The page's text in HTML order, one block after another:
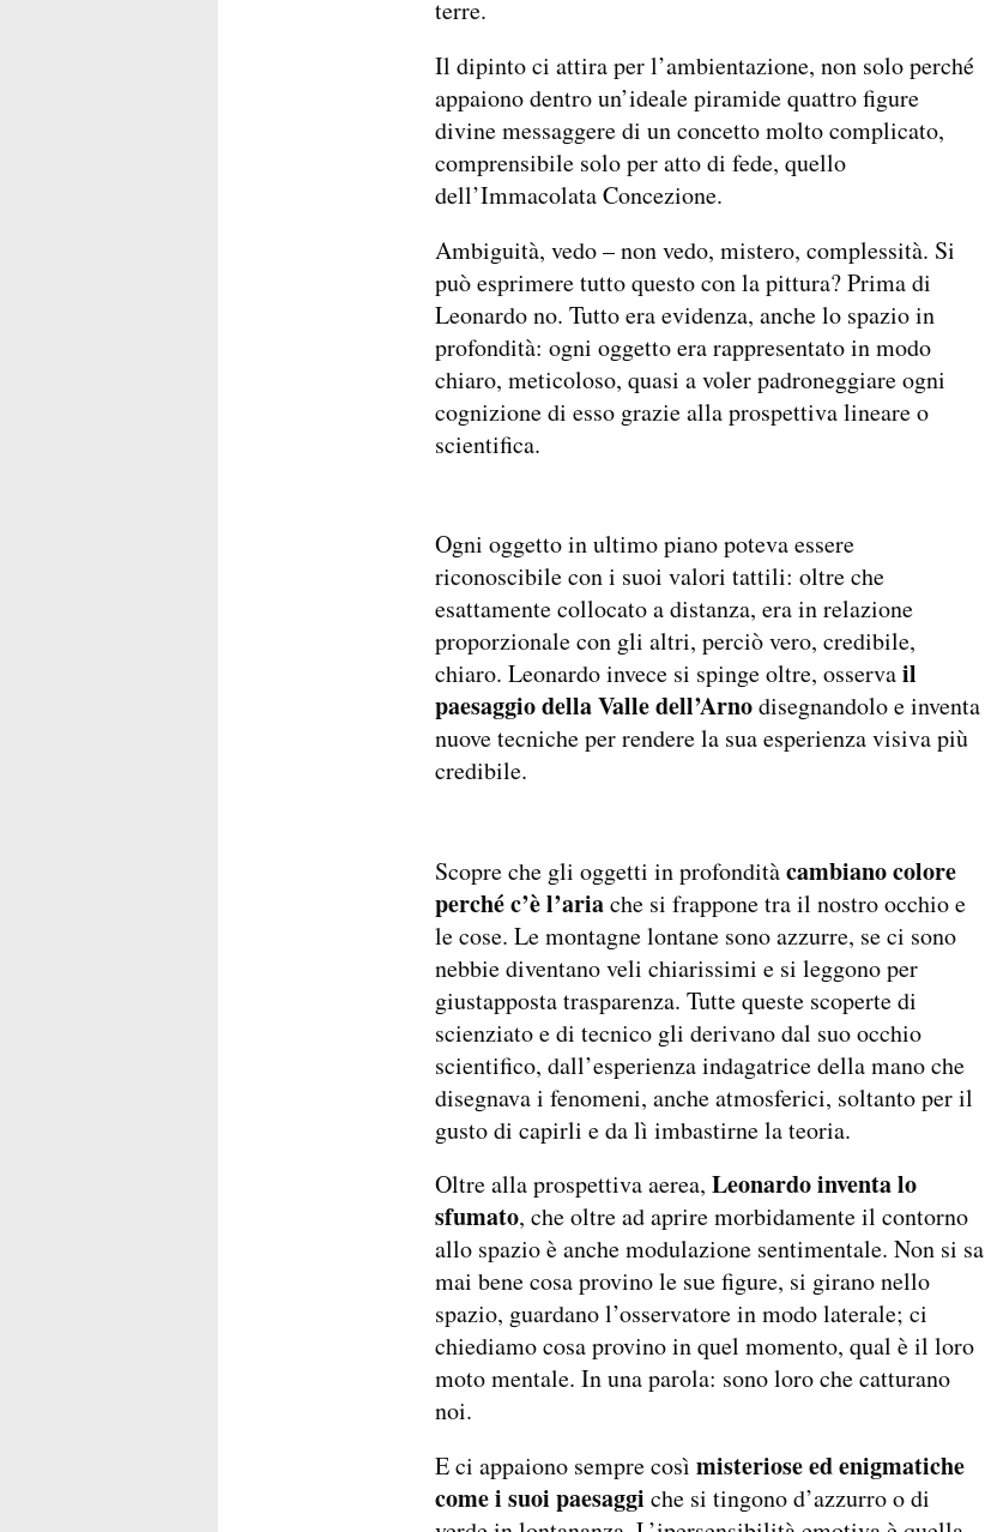
terre.
Il dipinto ci attira per l’ambientazione, non solo perché
appaiono dentro un’ideale piramide quattro figure
divine messaggere di un concetto molto complicato,
comprensibile solo per atto di fede, quello
dell’Immacolata Concezione.
Ambiguità, vedo – non vedo, mistero, complessità. Si
può esprimere tutto questo con la pittura? Prima di
Leonardo no. Tutto era evidenza, anche lo spazio in
profondità: ogni oggetto era rappresentato in modo
chiaro, meticoloso, quasi a voler padroneggiare ogni
cognizione di esso grazie alla prospettiva lineare o
scientifica.
Ogni oggetto in ultimo piano poteva essere
riconoscibile con i suoi valori tattili: oltre che
esattamente collocato a distanza, era in relazione
proporzionale con gli altri, perciò vero, credibile,
chiaro. Leonardo invece si spinge oltre, osservail
paesaggio della Valle dell’Arnodisegnandolo e inventa
nuove tecniche per rendere la sua esperienza visiva più
credibile.
Scopre che gli oggetti in profonditàcambiano colore
perché c’è l’ariache si frappone tra il nostro occhio e
le cose. Le montagne lontane sono azzurre, se ci sono
nebbie diventano veli chiarissimi e si leggono per
giustapposta trasparenza. Tutte queste scoperte di
scienziato e di tecnico gli derivano dal suo occhio
scientifico, dall’esperienza indagatrice della mano che
disegnava i fenomeni, anche atmosferici, soltanto per il
gusto di capirli e da lì imbastirne la teoria.
Oltre alla prospettiva aerea, Leonardo inventa lo
sfumato, che oltre ad aprire morbidamente il contorno
allo spazio è anche modulazione sentimentale. Non si sa
mai bene cosa provino le sue figure, si girano nello
spazio, guardano l’osservatore in modo laterale; ci
chiediamo cosa provino in quel momento, qual è il loro
moto mentale. In una parola: sono loro che catturano
noi.
E ci appaiono sempre così misteriose ed enigmatiche
come i suoi paesaggi che si tingono d’azzurro o di